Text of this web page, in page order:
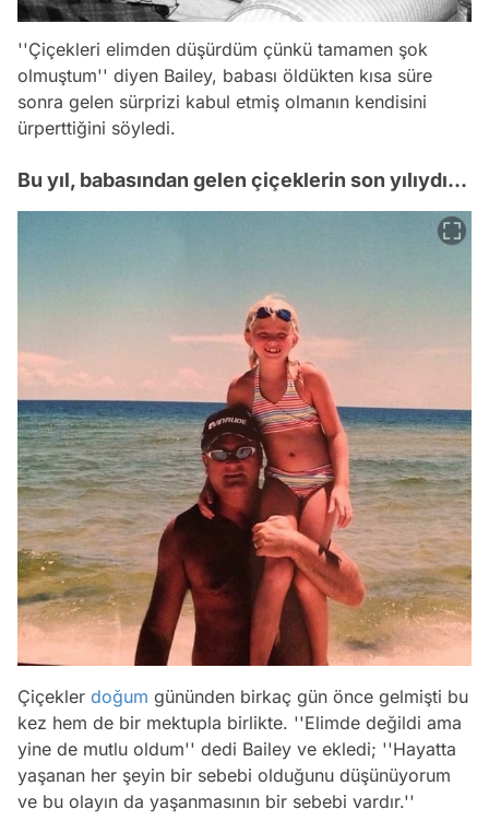
''Çiçekleri elimden düşürdüm çünkü tamamen şok
olmuştum'' diyen Bailey, babası öldükten kısa süre
sonra gelen sürprizi kabul etmiş olmanın kendisini
ürperttiğini söyledi.
Bu yıl, babasından gelen çiçeklerin son yılıydı...
Çiçekler doğum gününden birkaç gün önce gelmişti bu
kez hem de bir mektupla birlikte. ''Elimde değildi ama
yine de mutlu oldum'' dedi Bailey ve ekledi; ''Hayatta
yaşanan her şeyin bir sebebi olduğunu düşünüyorum
ve bu olayın da yaşanmasının bir sebebi vardır.''